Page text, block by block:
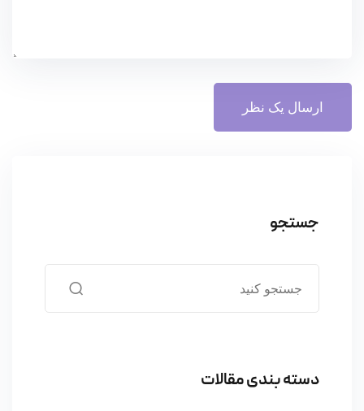
جستجو
دسته بندی مقالات